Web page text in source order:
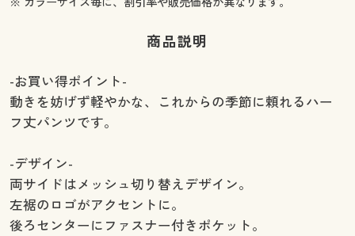
商品説明
-お買い得ポイント-
動きを妨げず軽やかな、これからの季節に頼れるハー
フ丈パンツです。
-デザイン-
両サイドはメッシュ切り替えデザイン。
左裾のロゴがアクセントに。
後ろセンターにファスナー付きポケット。